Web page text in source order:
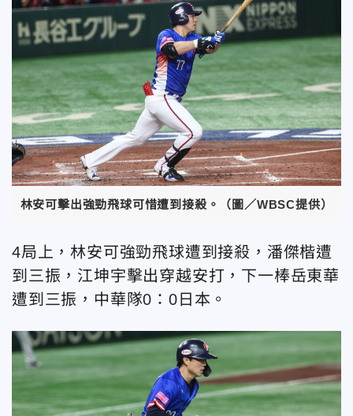
林安可擊出強勁飛球可惜遭到接殺。（圖／WBSC提供）
4局上，林安可強勁飛球遭到接殺，潘傑楷遭
到三振，江坤宇擊出穿越安打，下一棒岳東華
遭到三振，中華隊0：0日本。